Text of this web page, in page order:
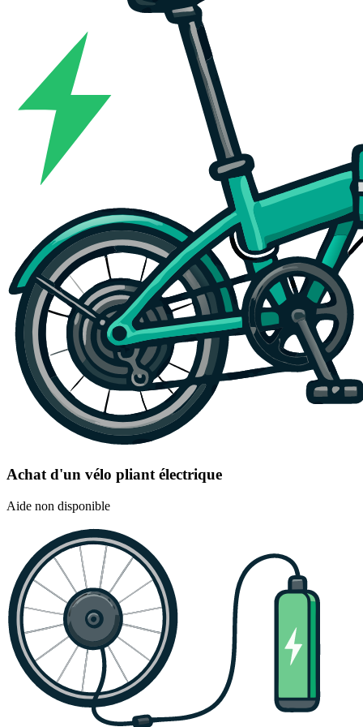
Achat d'un vélo pliant électrique
Aide non disponible